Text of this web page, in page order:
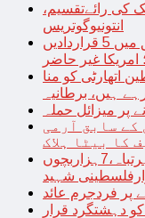
کی رائےتقسیم،
انتونیوگوتریس
اقوام متحدہ میں فلسطینیوں کے حق میں 5 قراردادیں
امریکا غیر حاضر
اتھارٹی کو منا
ہیں، برطانیہ
میزائل حملہ
کے سابق آرمی
کا بیٹا ہلاک
حماس اسرائیل جنگ،2ماہ مکمل: غزہ شہرتباہ،7ہزاربچوں
پر فردجرم عائد
دہشتگرد قرار